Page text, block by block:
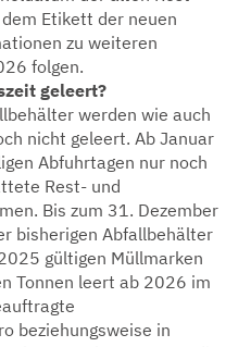
Etikett der neuen
zu weiteren
folgen.
geleert?
werden wie auch
nicht geleert. Ab Januar
Abfuhrtagen nur noch
Rest- und
Bis zum 31. Dezember
bisherigen Abfallbehälter
gültigen Müllmarken
Tonnen leert ab 2026 im
beziehungsweise in